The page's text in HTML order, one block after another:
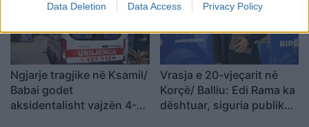
Data Deletion Data Access Privacy Policy
Ngjarje tragjike në Ksamil/
Babai godet
aksidentalisht vajzën 4-
Vrasja e 20-vjeçarit në
Korçë/ Balliu: Edi Rama ka
dështuar, siguria publike